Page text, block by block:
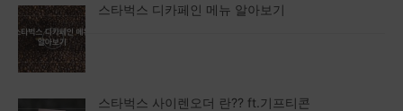
스타벅스 디카페인 메뉴 알아보기
스타벅스 사이렌오더 란?? ft.기프티콘